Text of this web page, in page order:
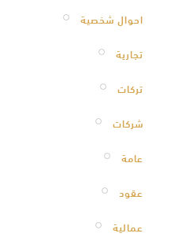
احوال شخصية
تجارية
تركات
شركات
عامة
عقود
عمالية